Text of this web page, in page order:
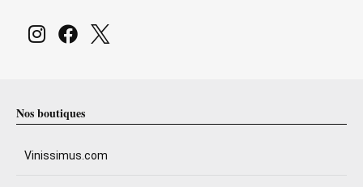
Nos boutiques
Vinissimus.com